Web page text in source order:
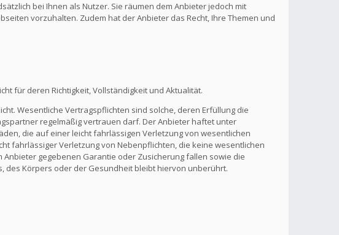
bei Ihnen als Nutzer. Sie räumen dem Anbieter jedoch mit
vorzuhalten. Zudem hat der Anbieter das Recht, Ihre Themen und
für deren Richtigkeit, Vollständigkeit und Aktualität.
Wesentliche Vertragspflichten sind solche, deren Erfüllung die
regelmäßig vertrauen darf. Der Anbieter haftet unter
die auf einer leicht fahrlässigen Verletzung von wesentlichen
fahrlässiger Verletzung von Nebenpflichten, die keine wesentlichen
gegebenen Garantie oder Zusicherung fallen sowie die
des Körpers oder der Gesundheit bleibt hiervon unberührt.